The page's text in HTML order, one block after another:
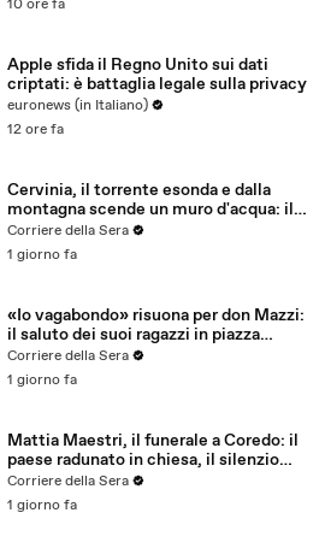
10 ore fa
Apple sfida il Regno Unito sui dati
criptati: è battaglia legale sulla privacy
euronews (in Italiano)
12 ore fa
Cervinia, il torrente esonda e dalla
montagna scende un muro d'acqua: il
video del nubifragio
Corriere della Sera
1 giorno fa
«Io vagabondo» risuona per don Mazzi:
il saluto dei suoi ragazzi in piazza
Sant'Ambrogio
Corriere della Sera
1 giorno fa
Mattia Maestri, il funerale a Coredo: il
paese radunato in chiesa, il silenzio
della famiglia, gli abbracci
Corriere della Sera
1 giorno fa